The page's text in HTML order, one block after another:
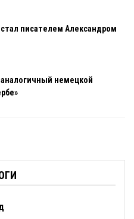
писателем Александром
немецкой